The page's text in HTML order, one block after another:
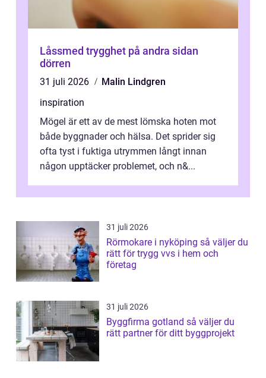
Låssmed trygghet på andra sidan
dörren
31 juli 2026
Malin Lindgren
inspiration
Mögel är ett av de mest lömska hoten mot
både byggnader och hälsa. Det sprider sig
ofta tyst i fuktiga utrymmen långt innan
någon upptäcker problemet, och n&...
31 juli 2026
Rörmokare i nyköping så väljer du
rätt för trygg vvs i hem och
företag
31 juli 2026
Byggfirma gotland så väljer du
rätt partner för ditt byggprojekt